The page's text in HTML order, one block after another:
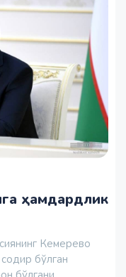
ҳамдардлик
Кемерево
бўлган